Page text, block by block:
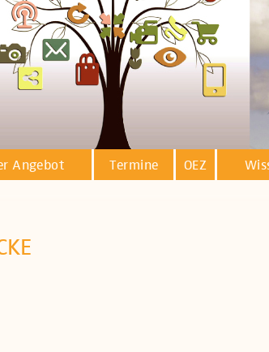
Angebot Termine OEZ